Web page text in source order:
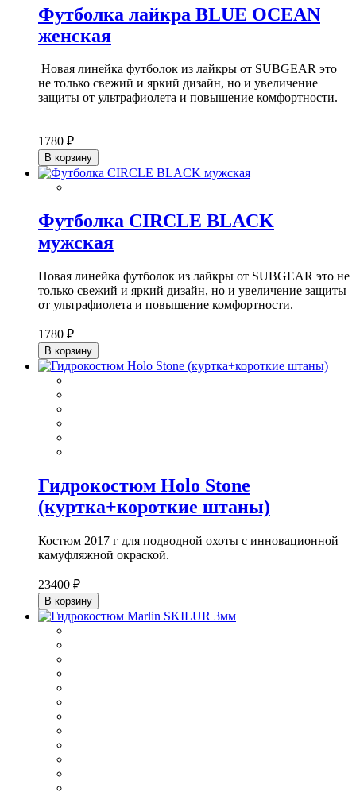
Футболка лайкра BLUE OCEAN
женская
Новая линейка футболок из лайкры от SUBGEAR это
не только свежий и яркий дизайн, но и увеличение
защиты от ультрафиолета и повышение комфортности.
1780 ₽
В корзину
Футболка CIRCLE BLACK
мужская
Новая линейка футболок из лайкры от SUBGEAR это не
только свежий и яркий дизайн, но и увеличение защиты
от ультрафиолета и повышение комфортности.
1780 ₽
В корзину
Гидрокостюм Holo Stone
(куртка+короткие штаны)
Костюм 2017 г для подводной охоты с инновационной
камуфляжной окраской.
23400 ₽
В корзину